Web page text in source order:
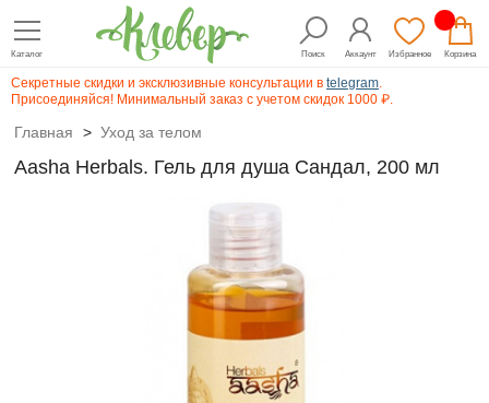
Каталог Поиск Аккаунт Избранное Корзина
Секретные скидки и эксклюзивные консультации в telegram.
Присоединяйся! Минимальный заказ с учетом скидок 1000 ₽.
Главная > Уход за телом
Aasha Herbals. Гель для душа Сандал, 200 мл